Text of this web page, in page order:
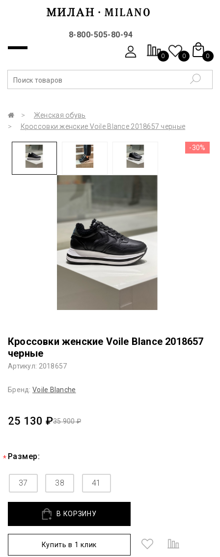
8-800-505-80-94
0 0 0
Женская обувь
Кроссовки женские Voile Blance 2018657 черные
-30%
Кроссовки женские Voile Blance 2018657
черные
Артикул: 2018657
Бренд: Voile Blanche
35 900 ₽
25 130 ₽
Размер:
37 38 41
В КОРЗИНУ
Купить в 1 клик